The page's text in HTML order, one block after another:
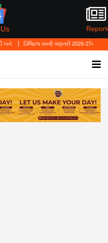
વસ્તી ગણતરી 2026-27નો પ્રારંભ, ઘર બેઠા